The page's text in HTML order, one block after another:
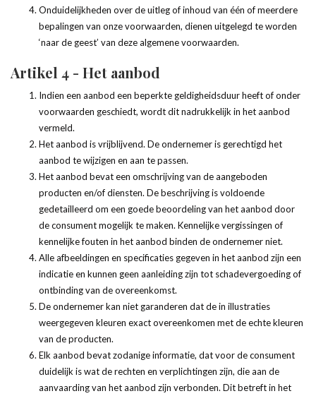
Onduidelijkheden over de uitleg of inhoud van één of meerdere
bepalingen van onze voorwaarden, dienen uitgelegd te worden
‘naar de geest’ van deze algemene voorwaarden.
Artikel 4 - Het aanbod
Indien een aanbod een beperkte geldigheidsduur heeft of onder
voorwaarden geschiedt, wordt dit nadrukkelijk in het aanbod
vermeld.
Het aanbod is vrijblijvend. De ondernemer is gerechtigd het
aanbod te wijzigen en aan te passen.
Het aanbod bevat een omschrijving van de aangeboden
producten en/of diensten. De beschrijving is voldoende
gedetailleerd om een goede beoordeling van het aanbod door
de consument mogelijk te maken. Kennelijke vergissingen of
kennelijke fouten in het aanbod binden de ondernemer niet.
Alle afbeeldingen en specificaties gegeven in het aanbod zijn een
indicatie en kunnen geen aanleiding zijn tot schadevergoeding of
ontbinding van de overeenkomst.
De ondernemer kan niet garanderen dat de in illustraties
weergegeven kleuren exact overeenkomen met de echte kleuren
van de producten.
Elk aanbod bevat zodanige informatie, dat voor de consument
duidelijk is wat de rechten en verplichtingen zijn, die aan de
aanvaarding van het aanbod zijn verbonden. Dit betreft in het